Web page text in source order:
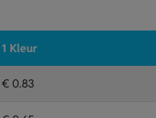
1 Kleur
€ 0.83